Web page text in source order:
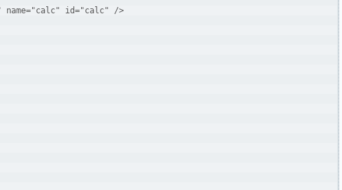
name="calc" id="calc" />